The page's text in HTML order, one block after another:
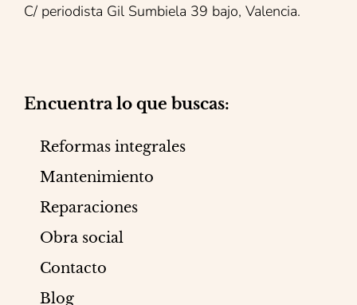
C/ periodista Gil Sumbiela 39 bajo, Valencia.
Encuentra lo que buscas:
Reformas integrales
Mantenimiento
Reparaciones
Obra social
Contacto
Blog